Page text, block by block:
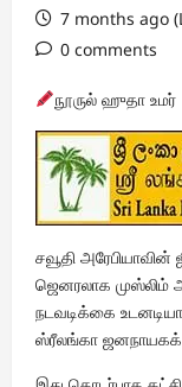
7 months ago
0 comments
நூருல் ஹுதா உமர்
சவூதி
ஜெனரலாக முஸ்லிம்
நடவடிக்கை
ஸ்ரீலங்கா ஜனநாயகக்